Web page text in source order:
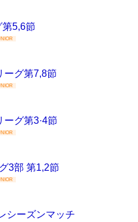
5,6節
ーグ第7,8節
ーグ第3·4節
3部 第1,2節
シーズンマッチ